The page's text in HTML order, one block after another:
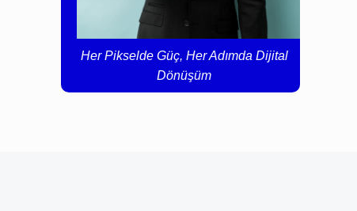
Her Pikselde Güç, Her Adımda Dijital
Dönüşüm